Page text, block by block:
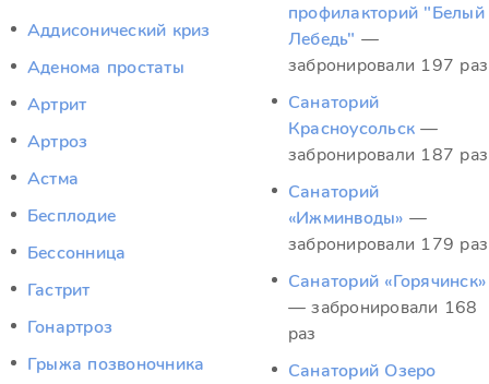
Аддисонический криз
Аденома простаты
Артрит
Артроз
Астма
Бесплодие
Бессонница
Гастрит
Гонартроз
Грыжа позвоночника
профилакторий "Белый
Лебедь" —
забронировали 197 раз
Санаторий
Красноусольск —
забронировали 187 раз
Санаторий
«Ижминводы» —
забронировали 179 раз
Санаторий «Горячинск»
— забронировали 168
раз
Санаторий Озеро